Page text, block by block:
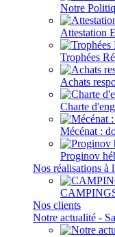
Notre
Attestation
Trophées
Achats
Charte
Mécénat :
Proginov
Nos réalisations à
Nos clients
Notre actualité -